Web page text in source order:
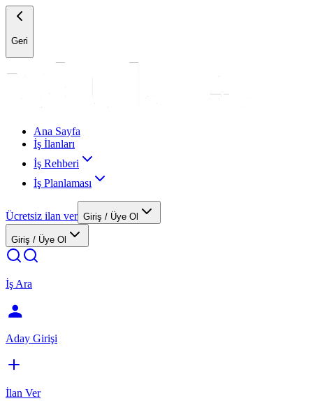
Geri
Ana Sayfa
İş İlanları
İş Rehberi
İş Planlaması
Ücretsiz ilan ver Giriş / Üye Ol
Giriş / Üye Ol
İş Ara
Aday Girişi
İlan Ver